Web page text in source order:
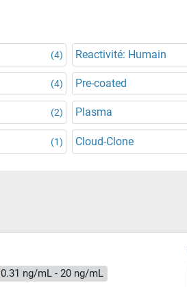
(4) Reactivité: Humain
(4) Pre-coated
(2) Plasma
(1) Cloud-Clone
0.31 ng/mL - 20 ng/mL